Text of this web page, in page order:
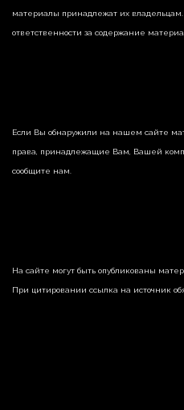
материалы принадлежат их
ответственности за содержание
Если Вы обнаружили на нашем сайте
права, принадлежащие Вам, Вашей
сообщите нам.
На сайте могут быть опубликованы
При цитировании ссылка на источник